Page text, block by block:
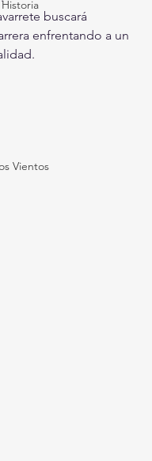
Vientos
buscará
enfrentando a un